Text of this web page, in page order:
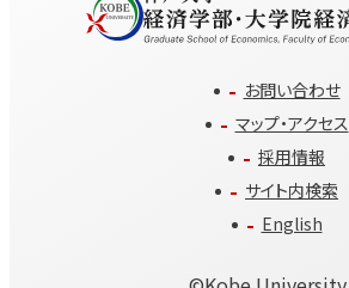
お問い合わせ
マップ・アクセス
採用情報
サイト内検索
English